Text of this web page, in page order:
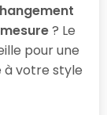
? Le
pour une
à votre style